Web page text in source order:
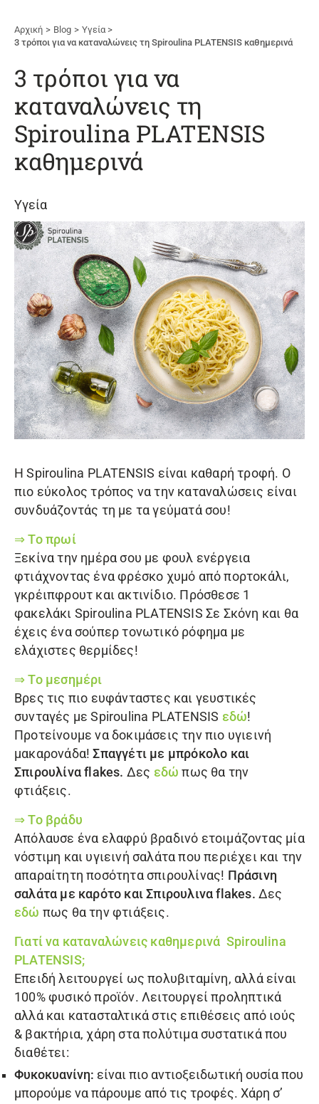
Αρχική Blog
Υγεία
3 τρόποι για να καταναλώνεις τη Spiroulina PLATENSIS καθημερινά
3 τρόποι για να
καταναλώνεις τη
Spiroulina PLATENSIS
καθημερινά
Υγεία
ΗSpiroulina PLATENSIS είναι καθαρή τροφή. Ο
πιο εύκολος τρόπος να την καταναλώσεις είναι
συνδυάζοντάς τη με τα γεύματά σου!
⇒ Το πρωί
Ξεκίνα την ημέρα σου με φουλ ενέργεια
φτιάχνοντας ένα φρέσκο χυμό από πορτοκάλι,
γκρέιπφρουτ και ακτινίδιο. Πρόσθεσε 1
φακελάκι Spiroulina PLATENSIS Σε Σκόνη και θα
έχεις ένα σούπερ τονωτικό ρόφημα με
ελάχιστες θερμίδες!
⇒ Το μεσημέρι
Βρες τις πιο ευφάνταστες και γευστικές
συνταγές με Spiroulina PLATENSIS εδώ!
Προτείνουμε να δοκιμάσεις την πιο υγιεινή
μακαρονάδα!Σπαγγέτι με μπρόκολο και
Σπιρουλίνα flakes. Δες εδώ πως θα την
φτιάξεις.
⇒ Το βράδυ
Απόλαυσε ένα ελαφρύ βραδινό ετοιμάζοντας μία
νόστιμη και υγιεινή σαλάτα που περιέχει και την
απαραίτητη ποσότητα σπιρουλίνας! Πράσινη
σαλάτα με καρότο και Σπιρουλινα flakes.Δες
εδώ πως θα την φτιάξεις.
Γιατί να καταναλώνεις καθημερινά Spiroulina
PLATENSIS;
Επειδή λειτουργεί ως πολυβιταμίνη, αλλά είναι
100% φυσικό προϊόν. Λειτουργεί προληπτικά
αλλά και κατασταλτικά στις επιθέσεις από ιούς
& βακτήρια, χάρη στα πολύτιμα συστατικά που
διαθέτει:
Φυκοκυανίνη: είναι πιο αντιοξειδωτική ουσία που
μπορούμε να πάρουμε από τις τροφές. Χάρη σ’